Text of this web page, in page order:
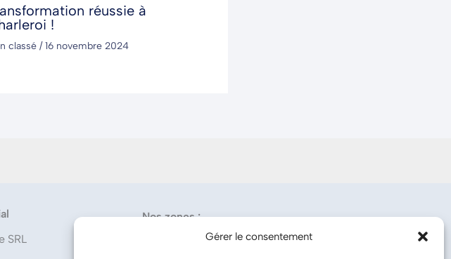
Gérer le consentement
réussie à
!
classé/16 novembre 2024
SRL
Nos zones :